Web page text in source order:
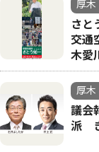
厚木
さ
交通
木愛
厚木
議会
派